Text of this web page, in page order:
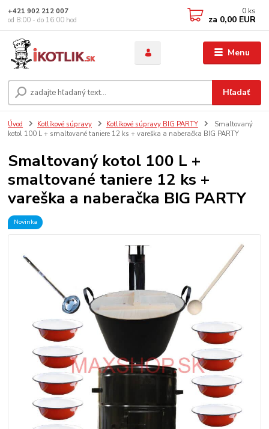
Menu
Hľadať
+421 902 212 007
od 8:00 - do 16:00 hod
0 ks
za 0,00 EUR
Úvod Kotlíkové súpravy Kotlíkové súpravy BIG PARTY
Smaltovaný
kotol 100 L + smaltované taniere 12 ks + vareška a naberačka BIG PARTY
Smaltovaný kotol 100 L +
smaltované taniere 12 ks +
vareška a naberačka BIG PARTY
Novinka